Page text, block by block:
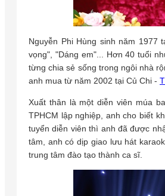
Nguyễn Phi Hùng sinh năm 1977
vọng", "Dáng em"... Hơn 40 tuổi
từng chia sẻ sống trong ngôi nhà
anh mua từ năm 2002 tại Củ Chi -
Xuất thân là một diễn viên múa
TPHCM lập nghiệp, anh cho biết
tuyển diễn viên thì anh đã được
tâm, anh có dịp giao lưu hát
trung tâm đào tạo thành ca sĩ.